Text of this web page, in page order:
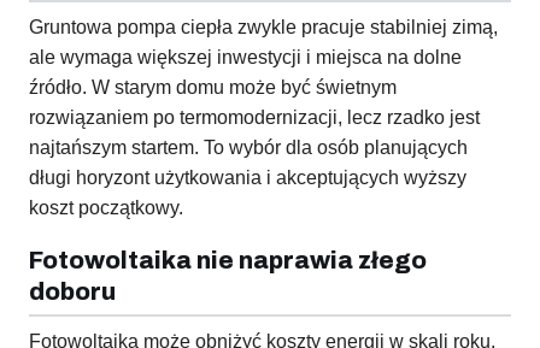
Gruntowa pompa ciepła zwykle pracuje stabilniej zimą,
ale wymaga większej inwestycji i miejsca na dolne
źródło. W starym domu może być świetnym
rozwiązaniem po termomodernizacji, lecz rzadko jest
najtańszym startem. To wybór dla osób planujących
długi horyzont użytkowania i akceptujących wyższy
koszt początkowy.
Fotowoltaika nie naprawia złego
doboru
Fotowoltaika może obniżyć koszty energii w skali roku,